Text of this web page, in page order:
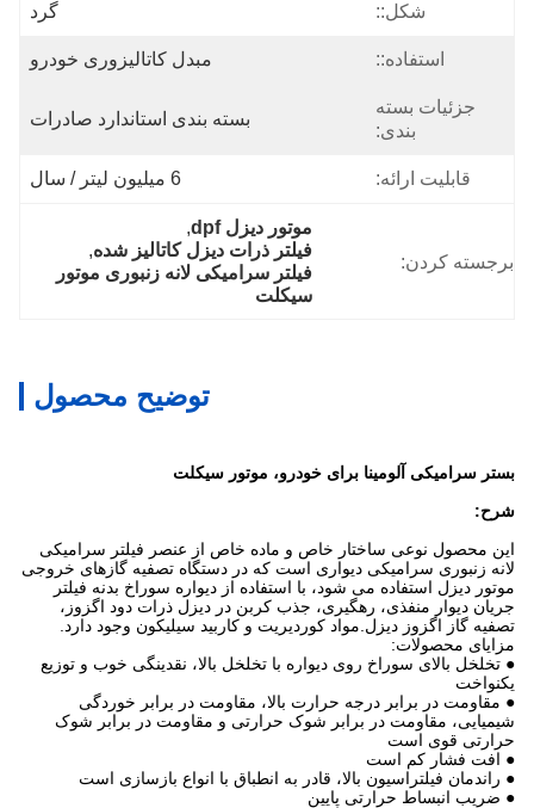
شکل:: گرد
استفاده:: مبدل کاتالیزوری خودرو
جزئیات بسته
بندی:
بسته بندی استاندارد صادرات
قابلیت ارائه: 6 میلیون لیتر / سال
برجسته کردن:
موتور دیزل dpf
,
فیلتر ذرات دیزل کاتالیز شده,
فیلتر سرامیکی لانه زنبوری موتور
سیکلت
توضیح محصول
بستر سرامیکی آلومینا برای خودرو، موتور سیکلت
شرح:
این محصول نوعی ساختار خاص و ماده خاص از عنصر فیلتر سرامیکی
لانه زنبوری سرامیکی دیواری است که در دستگاه تصفیه گازهای خروجی
موتور دیزل استفاده می شود، با استفاده از دیواره سوراخ بدنه فیلتر
جریان دیوار منفذی، رهگیری، جذب کربن در دیزل ذرات دود اگزوز،
تصفیه گاز اگزوز دیزل.مواد کوردیریت و کاربید سیلیکون وجود دارد.
مزایای محصولات:
● تخلخل بالای سوراخ روی دیواره با تخلخل بالا، نقدینگی خوب و توزیع
یکنواخت
● مقاومت در برابر درجه حرارت بالا، مقاومت در برابر خوردگی
شیمیایی، مقاومت در برابر شوک حرارتی و مقاومت در برابر شوک
حرارتی قوی است
● افت فشار کم است
● راندمان فیلتراسیون بالا، قادر به انطباق با انواع بازسازی است
● ضریب انبساط حرارتی پایین